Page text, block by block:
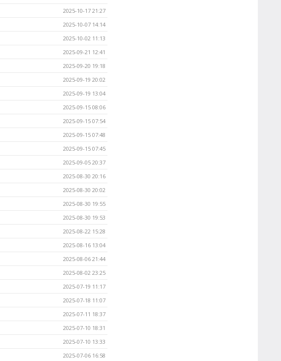
2025-10-17 21:27
2025-10-07 14:14
2025-10-02 11:13
2025-09-21 12:41
2025-09-20 19:18
2025-09-19 20:02
2025-09-19 13:04
2025-09-15 08:06
2025-09-15 07:54
2025-09-15 07:48
2025-09-15 07:45
2025-09-05 20:37
2025-08-30 20:16
2025-08-30 20:02
2025-08-30 19:55
2025-08-30 19:53
2025-08-22 15:28
2025-08-16 13:04
2025-08-06 21:44
2025-08-02 23:25
2025-07-19 11:17
2025-07-18 11:07
2025-07-11 18:37
2025-07-10 18:31
2025-07-10 13:33
2025-07-06 16:58